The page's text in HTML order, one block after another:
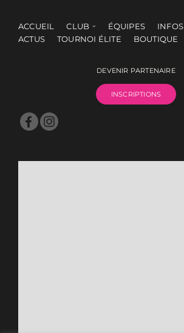
ACCUEIL CLUB ÉQUIPES
INFOS
ACTUS
TOURNOI ÉLITE BOUTIQUE
DEVENIR PARTENAIRE
INSCRIPTIONS